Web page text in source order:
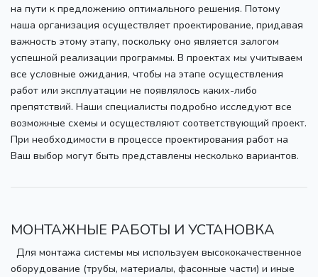
на пути к предложению оптимального решения. Потому
наша организация осуществляет проектирование, придавая
важность этому этапу, поскольку оно является залогом
успешной реализации программы. В проектах мы учитываем
все условные ожидания, чтобы на этапе осуществления
работ или эксплуатации не появлялось каких-либо
препятствий. Наши специалисты подробно исследуют все
возможные схемы и осуществляют соответствующий проект.
При необходимости в процессе проектирования работ на
Ваш выбор могут быть представлены несколько вариантов.
МОНТАЖНЫЕ РАБОТЫ И УСТАНОВКА
Для монтажа системы мы используем высококачественное
оборудование (трубы, материалы, фасонные части) и иные